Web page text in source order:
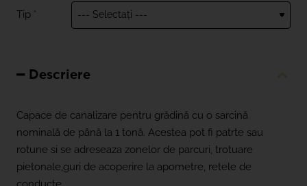
Tip
Descriere
Capace de canalizare pentru grădină cu o sarcină
nominală de până la 1 tonă. Acestea pot fi patrte sau
rotune si se adreseaza zonelor de parcuri, trotuare
pietonale,guri de acoperire la apometre, retele de